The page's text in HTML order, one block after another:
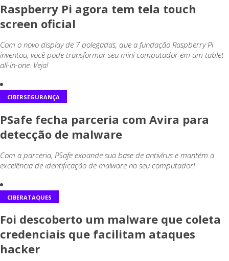
Raspberry Pi agora tem tela touch
screen oficial
Com o novo display de 7 polegadas, que a fundação Raspberry Pi
inventou, você pode transformar seu mini computador em um tablet
all-in-one. Veja!
CIBERSEGURANÇA
PSafe fecha parceria com Avira para
detecção de malware
Com a parceria, PSafe expande sua base de antivírus e mantém a
excelência de identificação de malware no seu computador!
CIBERATAQUES
Foi descoberto um malware que coleta
credenciais que facilitam ataques
hacker